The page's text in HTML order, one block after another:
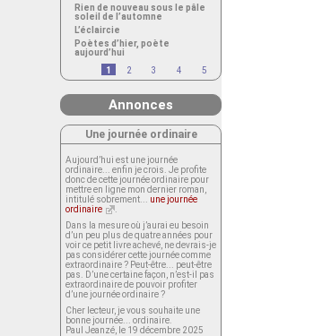
Rien de nouveau sous le pâle
soleil de l’automne
L’éclaircie
Poètes d’hier, poète
aujourd’hui
1
2 3 4 5
Annonces
Une journée ordinaire
Aujourd’hui est une journée
ordinaire... enfin je crois. Je profite
donc de cette journée ordinaire pour
mettre en ligne mon dernier roman,
intitulé sobrement... une journée
ordinaire
Dans la mesure où j’aurai eu besoin
d’un peu plus de quatre années pour
voir ce petit livre achevé, ne devrais-je
pas considérer cette journée comme
extraordinaire ? Peut-être... peut-être
pas. D’une certaine façon, n’est-il pas
extraordinaire de pouvoir profiter
d’une journée ordinaire ?
Cher lecteur, je vous souhaite une
bonne journée... ordinaire.
Paul Jeanzé, le 19 décembre 2025